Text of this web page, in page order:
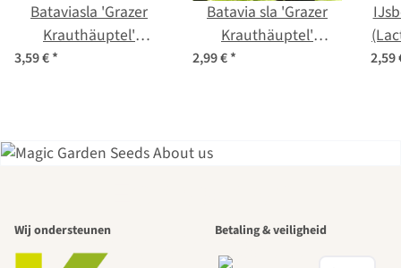
Bataviasla 'Grazer
Krauthäuptel'
(Lactuca sativa) bio
3,59 €*
Batavia sla 'Grazer
Krauthäuptel'
(Lactuca sativa) zaden
2,99 €* 2,59
mooiste paden
Wij ondersteunen Betaling & veiligheid